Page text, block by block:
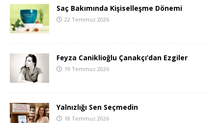
Saç Bakımında Kişiselleşme Dönemi
22 Temmuz 2026
Feyza Caniklioğlu Çanakçı’dan Ezgiler
19 Temmuz 2026
Yalnızlığı Sen Seçmedin
18 Temmuz 2026